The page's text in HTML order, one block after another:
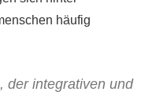
häufig
der integrativen und